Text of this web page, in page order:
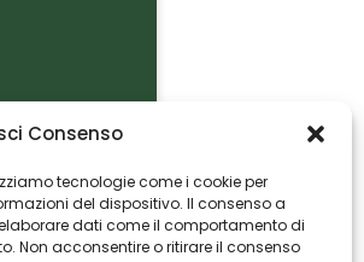
Consenso
tecnologie come i cookie per
del dispositivo. Il consenso a
dati come il comportamento di
Non acconsentire o ritirare il consenso